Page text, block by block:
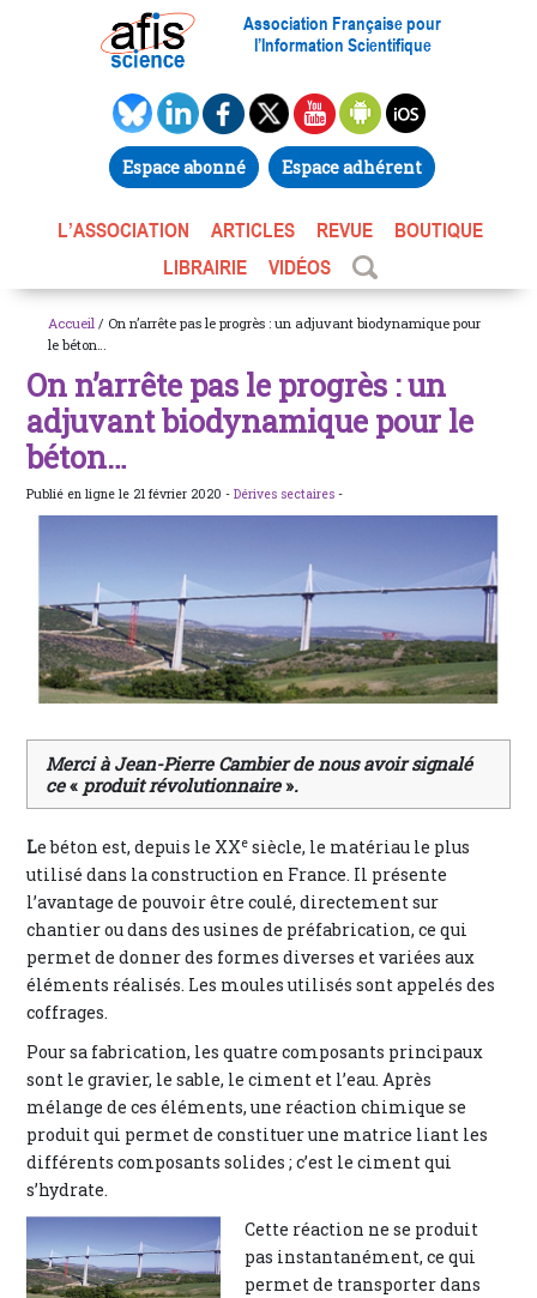
Association Française pour
l’Information Scientifique
Espace abonné Espace adhérent
L’ASSOCIATION ARTICLES REVUE
BOUTIQUE
LIBRAIRIE
VIDÉOS
Accueil / On n’arrête pas le progrès : un adjuvant biodynamique pour
le béton…
On n’arrête pas le progrès : un
adjuvant biodynamique pour le
béton…
Publié en ligne le 21 février 2020 -Dérives sectaires -
Merci à Jean-Pierre Cambier de nous avoir signalé
ce« produit révolutionnaire».
Le béton est, depuis le XXe siècle, le matériau le plus
utilisé dans la construction en France. Il présente
l’avantage de pouvoir être coulé, directement sur
chantier ou dans des usines de préfabrication, ce qui
permet de donner des formes diverses et variées aux
éléments réalisés. Les moules utilisés sont appelés des
coffrages.
Pour sa fabrication, les quatre composants principaux
sont le gravier, le sable, le ciment et l’eau. Après
mélange de ces éléments, une réaction chimique se
produit qui permet de constituer une matrice liant les
différents composants solides ; c’est le ciment qui
s’hydrate.
Cette réaction ne se produit
pas instantanément, ce qui
permet de transporter dans